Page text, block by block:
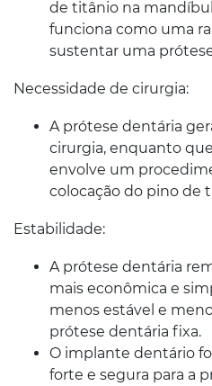
de titânio na
funciona como uma
sustentar uma
Necessidade de cirurgia:
A prótese dentária
cirurgia, enquanto
envolve um
colocação do pino de
Estabilidade:
A prótese dentária
mais econômica e
menos estável e
prótese dentária fixa.
O implante dentário
forte e segura para a